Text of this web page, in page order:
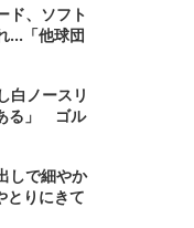
ド、ソフト
...「他球団
白ノースリ
る」 ゴル
しで細やか
とりにきて